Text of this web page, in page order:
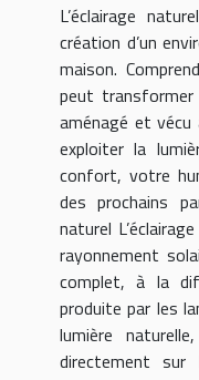
L’éclairage
création d’un
maison.
peut
aménagé et vécu
exploiter la
confort, votre
des prochains
naturel
rayonnement
complet, à la
produite par les
lumière
directement sur